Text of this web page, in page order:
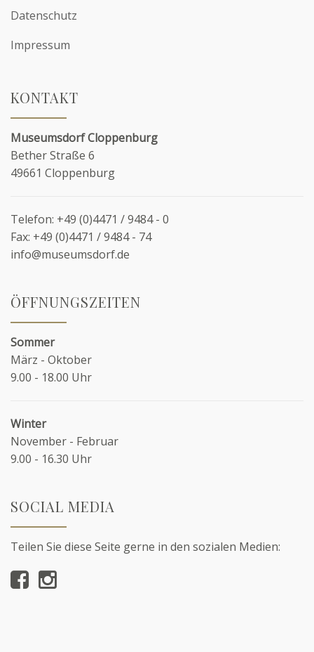
Datenschutz
Impressum
KONTAKT
Museumsdorf Cloppenburg
Bether Straße 6
49661 Cloppenburg
Telefon: +49 (0)4471 / 9484 - 0
Fax: +49 (0)4471 / 9484 - 74
info@museumsdorf.de
ÖFFNUNGSZEITEN
Sommer
März - Oktober
9.00 - 18.00 Uhr
Winter
November - Februar
9.00 - 16.30 Uhr
SOCIAL MEDIA
Teilen Sie diese Seite gerne in den sozialen Medien: